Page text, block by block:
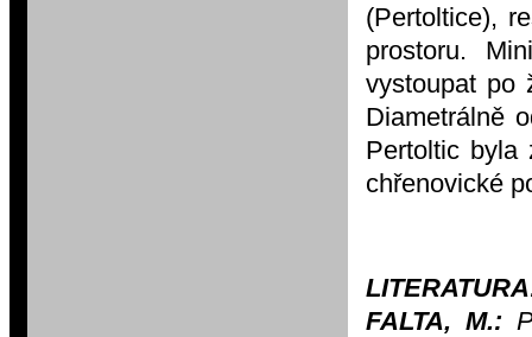
(Pertoltice),
prostoru.
vystoupat po
Diametrálně
Pertoltic byla
chřenovické
FALTA, M.: